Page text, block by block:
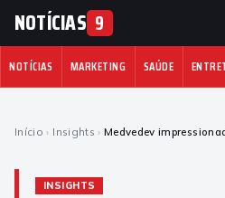
NOTÍCIAS 9
NOTÍCIAS MARKETING SAÚDE
Início › Insights › Medvedev
INSIGHTS